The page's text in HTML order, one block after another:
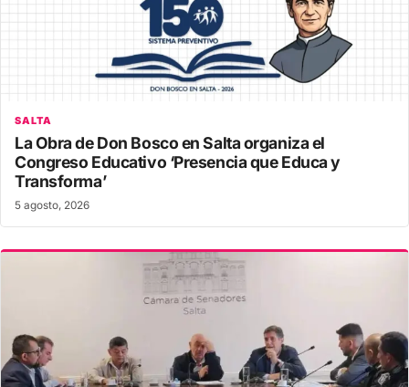
SALTA
La Obra de Don Bosco en Salta organiza el
Congreso Educativo ‘Presencia que Educa y
Transforma’
5 agosto, 2026